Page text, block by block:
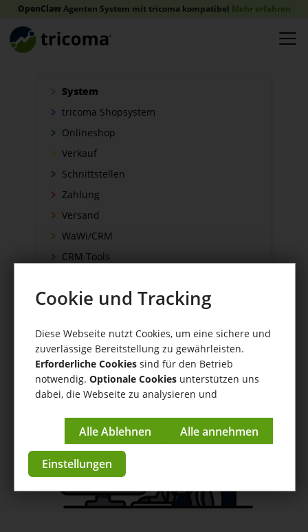
OpenClawAgenten System mit tricoma kompatibel Mehr erfahren
System
tricoma Shopsystem
Onlineshop
Verkauf
Schnittstellen
Zahlung
Versand
WaWi/CRM
CRM Tools
/ Mehrere Druckserver auf einem PC
Anleitungen & Tutorials
zur App im Store
Cookie und Tracking
Diese Webseite nutzt Cookies, um eine sichere und
zuverlässige Bereitstellung zu gewährleisten.
Erforderliche Cookies sind für den Betrieb
notwendig. Optionale Cookies unterstützen uns
dabei, die Webseite zu analysieren und
Impressum| Datenschutzerklärung
Einstellungen